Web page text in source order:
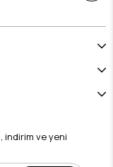
indirim ve yeni